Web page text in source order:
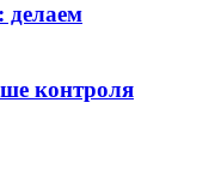
делаем
контроля